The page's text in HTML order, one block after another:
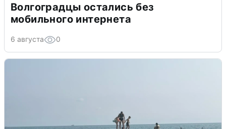
Волгоградцы остались без
мобильного интернета
6 августа 0